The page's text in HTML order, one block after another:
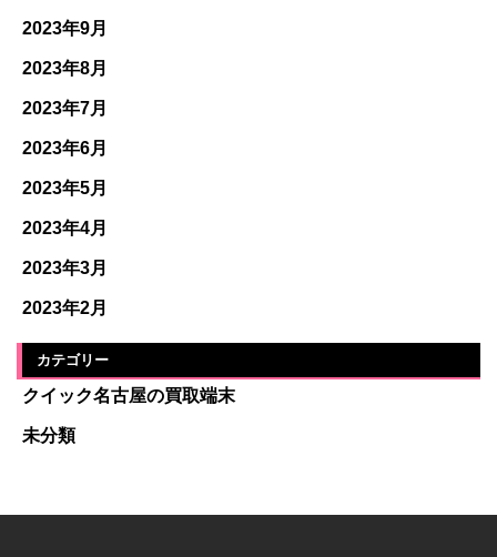
2023年9月
2023年8月
2023年7月
2023年6月
2023年5月
2023年4月
2023年3月
2023年2月
カテゴリー
クイック名古屋の買取端末
未分類